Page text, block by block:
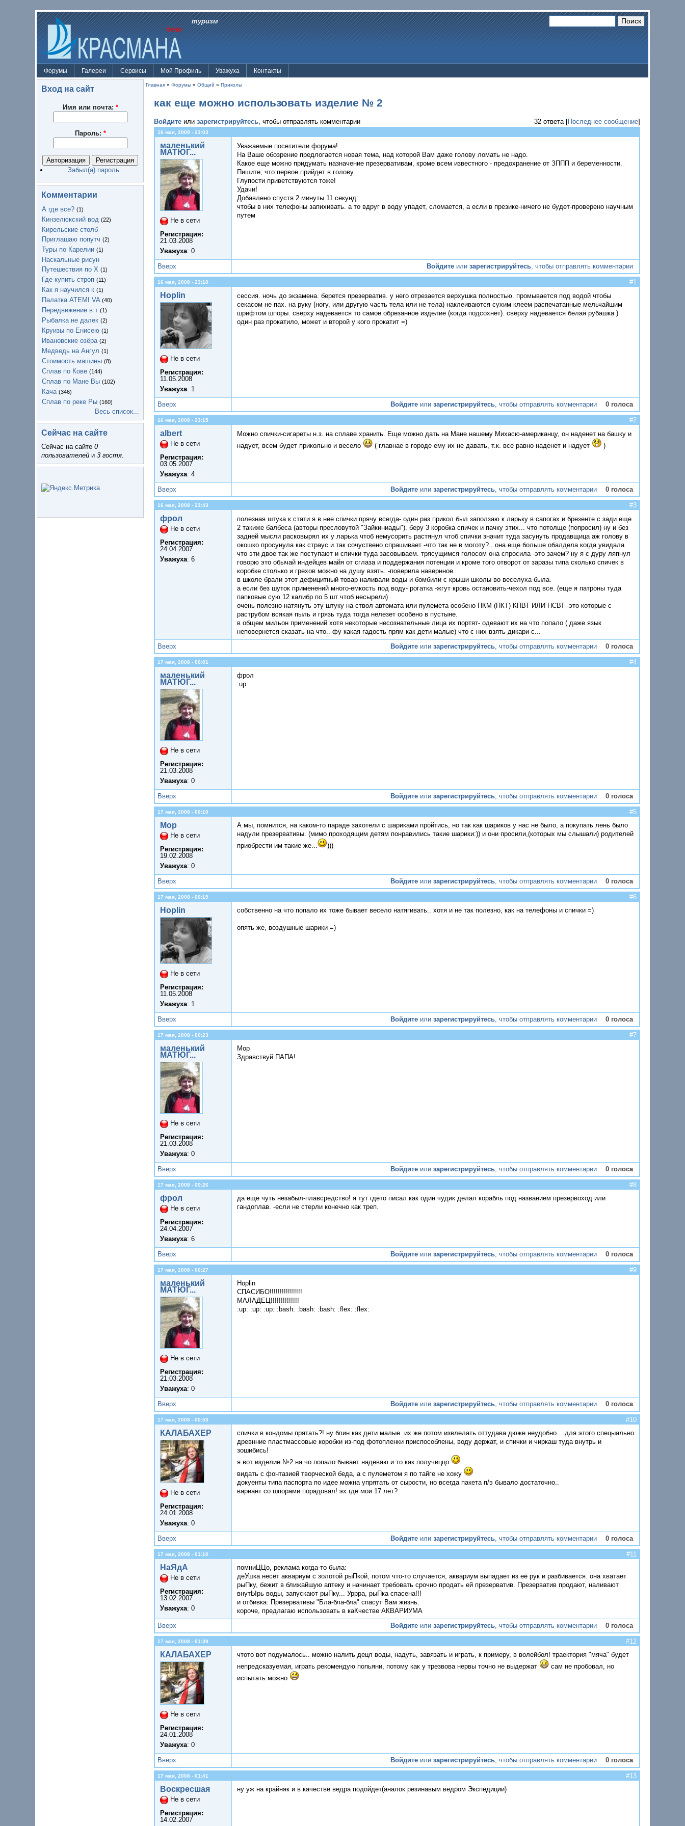
туризм
Форумы Галереи Сервисы Мой Профиль Уважуха Контакты
Вход на сайт
Имя или почта: *
Пароль: *
Забыл(а) пароль
Комментарии
А где все? (1)
Кинзелюкский вод (22)
Кирельские столб
Приглашаю попутч (2)
Туры по Карелии (1)
Наскальные рисун
Путешествия по Х (1)
Где купить строп (11)
Как я научился к (1)
Палатка ATEMI VA (40)
Передвижение в т (1)
Рыбалка не далек (2)
Круизы по Енисею (1)
Ивановские озёра (2)
Медведь на Ангул (1)
Стоимость машины (8)
Сплав по Кове (144)
Сплав по Мане Вы (102)
Кача (346)
Сплав по реке Ры (160)
Весь список...
Сейчас на сайте
Сейчас на сайте 0
пользователей и 3 гостя.
Главная » Форумы » Общий » Приколы
как еще можно использовать изделие № 2
Войдите или зарегистрируйтесь, чтобы отправлять комментарии 32 ответа [Последнее сообщение]
16 мая, 2008 - 23:03
маленький
МАТЮГ...
Не в сети
Регистрация:
21.03.2008
Уважуха: 0
Уважаемые посетители форума!
На Ваше обозрение предлогается новая тема, над которой Вам даже голову ломать не надо.
Какое еще можно придумать назначение презервативам, кроме всем известного - предохранение от ЗППП и беременности.
Пишите, что первое прийдет в голову.
Глупости приветствуются тоже!
Удачи!
Добавлено спустя 2 минуты 11 секунд:
чтобы в них телефоны запихивать. а то вдруг в воду упадет, сломается, а если в презике-ничего не будет-проверено научным
путем
Вверх Войдите илизарегистрируйтесь, чтобы отправлять комментарии
16 мая, 2008 - 23:10 #1
Hoplin
Не в сети
Регистрация:
11.05.2008
Уважуха: 1
сессия. ночь до экзамена. берется презерватив. у него отрезается верхушка полностью. промывается под водой чтобы
секасом не пах. на руку (ногу, или другую часть тела или не тела) наклеиваются сухим клеем распечатанные мельчайшим
шрифтом шпоры. сверху надевается то самое обрезанное изделие (когда подсохнет). сверху надевается белая рубашка )
один раз прокатило, может и второй у кого прокатит =)
Вверх Войдите илизарегистрируйтесь, чтобы отправлять комментарии 0 голоса
16 мая, 2008 - 23:15 #2
albert
Не в сети
Регистрация:
03.05.2007
Уважуха: 4
Можно спички-сигареты н.з. на сплаве хранить. Еще можно дать на Мане нашему Михасю-американцу, он наденет на башку и
надует, всем будет прикольно и весело
( главнае в городе ему их не давать, т.к. все равно наденет и надует )
Вверх Войдите илизарегистрируйтесь, чтобы отправлять комментарии 0 голоса
16 мая, 2008 - 23:43 #3
фрол
Не в сети
Регистрация:
24.04.2007
Уважуха: 6
полезная штука к стати я в нее спички прячу всегда- один раз прикол был заползаю к ларьку в сапогах и брезенте с зади еще
2 такиже балбеса (авторы пресловутой "Зайкиниады"). беру 3 коробка спичек и пачку этих... что потолще (попросил) ну и без
задней мысли расковырял их у ларька чтоб немусорить растянул чтоб спички значит туда засунуть продавщица аж голову в
окошко просунула как страус и так сочуствено спрашивает -что так не в моготу?.. она еще больше обалдела когда увидала
что эти двое так же поступают и спички туда засовываем. трясущимся голосом она спросила -это зачем? ну я с дуру ляпнул
говорю это обычай индейцев майя от сглаза и поддержания потенции и кроме того отворот от заразы типа сколько спичек в
коробке столько и грехов можно на душу взять. -поверила навернное.
в школе брали этот дефицитный товар наливали воды и бомбили с крыши школы во веселуха была.
а если без шуток применений много-емкость под воду- рогатка -жгут кровь остановить-чехол под все. (еще я патроны туда
папковые сую 12 калибр по 5 шт чтоб несырели)
очень полезно натянуть эту штуку на ствол автомата или пулемета особено ПКМ (ПКТ) КПВТ ИЛИ НСВТ -это которые с
раструбом всякая пыль и грязь туда тогда нелезет особено в пустыне.
в общем мильон применений хотя некоторые несознательные лица их портят- одевают их на что попало ( даже язык
неповернется сказать на что..-фу какая гадость прям как дети малые) что с них взять дикари-с...
Вверх
Войдите илизарегистрируйтесь , чтобы отправлять комментарии 0 голоса
17 мая, 2008 - 00:01 #4
маленький
МАТЮГ...
Не в сети
Регистрация:
21.03.2008
Уважуха: 0
фрол
:up:
Вверх Войдите илизарегистрируйтесь , чтобы отправлять комментарии 0 голоса
17 мая, 2008 - 00:10 #5
Мор
Не в сети
Регистрация:
19.02.2008
Уважуха: 0
А мы, помнится, на каком-то параде захотели с шариками пройтись, но так как шариков у нас не было, а покупать лень было
надули презервативы. (мимо проходящим детям понравились такие шарики:)) и они просили,(которых мы слышали) родителей
приобрести им такие же...
)))
Вверх Войдите илизарегистрируйтесь , чтобы отправлять комментарии 0 голоса
17 мая, 2008 - 00:19 #6
Hoplin
Не в сети
Регистрация:
11.05.2008
Уважуха: 1
собственно на что попало их тоже бывает весело натягивать.. хотя и не так полезно, как на телефоны и спички =)
опять же, воздушные шарики =)
Вверх Войдите илизарегистрируйтесь , чтобы отправлять комментарии 0 голоса
17 мая, 2008 - 00:23 #7
маленький
МАТЮГ...
Не в сети
Регистрация:
21.03.2008
Уважуха: 0
Мор
Здравствуй ПАПА!
Вверх Войдите илизарегистрируйтесь , чтобы отправлять комментарии 0 голоса
17 мая, 2008 - 00:26 #8
фрол
Не в сети
Регистрация:
24.04.2007
Уважуха: 6
да еще чуть незабыл-плавсредство! я тут гдето писал как один чудик делал корабль под названием презервоход или
гандоплав. -если не стерли конечно как треп.
Вверх Войдите илизарегистрируйтесь , чтобы отправлять комментарии 0 голоса
17 мая, 2008 - 00:27 #9
маленький
МАТЮГ...
Не в сети
Регистрация:
21.03.2008
Уважуха: 0
Hoplin
СПАСИБО!!!!!!!!!!!!!!!!
МАЛАДЕЦ!!!!!!!!!!!!!!
:up: :up: :up: :bash: :bash: :bash: :flex: :flex:
Вверх Войдите илизарегистрируйтесь , чтобы отправлять комментарии 0 голоса
17 мая, 2008 - 00:53 #10
КАЛАБАХЕР
Не в сети
Регистрация:
24.01.2008
Уважуха: 0
спички в кондомы прятать?! ну блин как дети малые. их же потом извлелать оттудава дюже неудобно... для этого спецыально
древнние пластмассовые коробки из-под фотопленки приспособлены, воду держат, и спички и чиркаш туда внутрь и
зошибись!
я вот изделие №2 на чо попало бывает надеваю и то как получиццо
видать с фонтазией творческой беда, а с пулеметом я по тайге не хожу
докуенты типа паспорта по идее можна упрятать от сырости, но всегда пакета п/э бывало достаточно..
вариант со шпорами порадовал! эх где мои 17 лет?
Вверх Войдите илизарегистрируйтесь , чтобы отправлять комментарии 0 голоса
17 мая, 2008 - 01:10 #11
НаЯдА
Не в сети
Регистрация:
13.02.2007
Уважуха: 0
помниЦЦо, реклама когда-то была:
деУшка несёт аквариум с золотой рыПкой, потом что-то случается, аквариум выпадает из её рук и разбивается. она хватает
рыПку, бежит в ближайшую аптеку и начинает требовать срочно продать ей презерватив. Презерватив продают, наливают
внутЫрь воды, запускают рыПку... Уррра, рыПка спасена!!!
и отбивка: Презервативы "Бла-бла-бла" спасут Вам жизнь.
короче, предлагаю использовать в каКчестве АКВАРИУМА
Вверх
Войдите илизарегистрируйтесь , чтобы отправлять комментарии 0 голоса
17 мая, 2008 - 01:39 #12
КАЛАБАХЕР
Не в сети
Регистрация:
24.01.2008
Уважуха: 0
чтото вот подумалось.. можно налить децл воды, надуть, завязать и играть, к примеру, в волейбол! траектория "мяча" будет
непредсказуемая, играть рекомендую попьяни, потому как у трезвова нервы точно не выдержат
сам не пробовал, но
испытать можно
Вверх Войдите илизарегистрируйтесь , чтобы отправлять комментарии 0 голоса
17 мая, 2008 - 01:41 #13
Воскресшая
Не в сети
Регистрация:
14.02.2007
ну уж на крайняк и в качестве ведра подойдет(аналок резинавым ведром Экспедиции)